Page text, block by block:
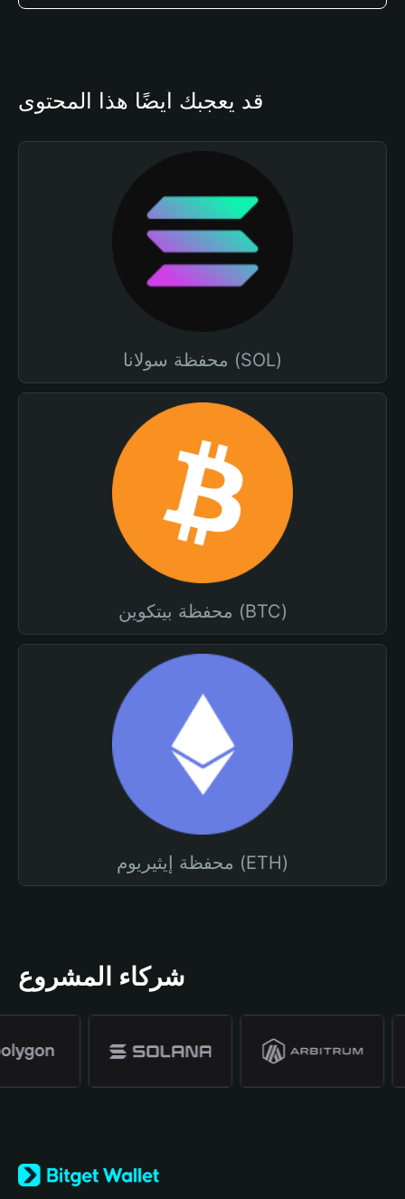
قد يعجبك أيضًا هذا المحتوى
محفظة سولانا (SOL)
محفظة بيتكوين (BTC)
محفظة إيثيريوم (ETH)
شركاء المشروع